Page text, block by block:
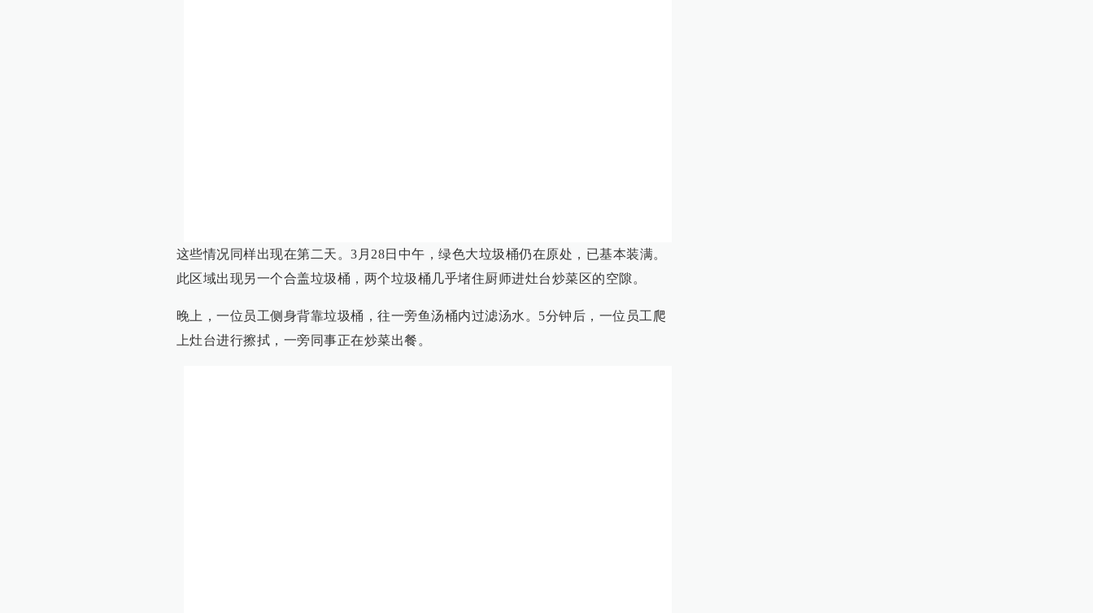
这些情况同样出现在第二天。3月28日中午，绿色大垃圾桶仍在原处，已基本装满。
此区域出现另一个合盖垃圾桶，两个垃圾桶几乎堵住厨师进灶台炒菜区的空隙。
晚上，一位员工侧身背靠垃圾桶，往一旁鱼汤桶内过滤汤水。5分钟后，一位员工爬
上灶台进行擦拭，一旁同事正在炒菜出餐。